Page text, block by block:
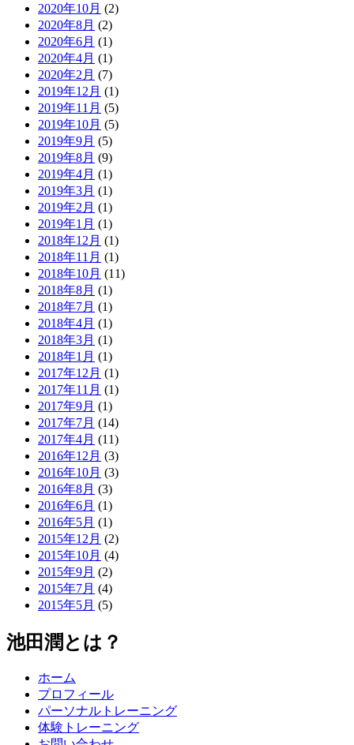
2020年10月 (2)
2020年8月 (2)
2020年6月 (1)
2020年4月 (1)
2020年2月 (7)
2019年12月 (1)
2019年11月 (5)
2019年10月 (5)
2019年9月 (5)
2019年8月 (9)
2019年4月 (1)
2019年3月 (1)
2019年2月 (1)
2019年1月 (1)
2018年12月 (1)
2018年11月 (1)
2018年10月 (11)
2018年8月 (1)
2018年7月 (1)
2018年4月 (1)
2018年3月 (1)
2018年1月 (1)
2017年12月 (1)
2017年11月 (1)
2017年9月 (1)
2017年7月 (14)
2017年4月 (11)
2016年12月 (3)
2016年10月 (3)
2016年8月 (3)
2016年6月 (1)
2016年5月 (1)
2015年12月 (2)
2015年10月 (4)
2015年9月 (2)
2015年7月 (4)
2015年5月 (5)
池田潤とは？
ホーム
プロフィール
パーソナルトレーニング
体験トレーニング